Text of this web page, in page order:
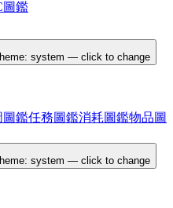
圖鑑
system — click to change
圖鑑任務圖鑑消耗圖鑑物品圖
system — click to change